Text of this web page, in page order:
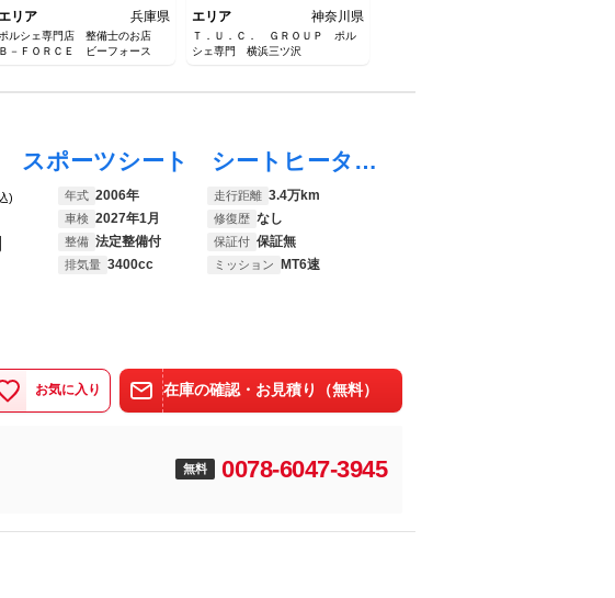
エリア
兵庫県
ポルシェ専門店 整備士のお店
Ｂ－ＦＯＲＣＥ ビーフォース
エリア
神奈川県
Ｔ．Ｕ．Ｃ． ＧＲＯＵＰ ポル
シェ専門 横浜三ツ沢
ケイマン Ｓ ６ＭＴ スポクロ スポーツシート シートヒーター ＬＨＤ
) 年式 2006年 走行距離 3.4万km
車検 2027年1月 修復歴 なし
整備 法定整備付 保証付 保証無
排気量 3400cc ミッション MT6速
お気に入り 在庫の確認・お見積り（無料）
無料 0078-6047-3945